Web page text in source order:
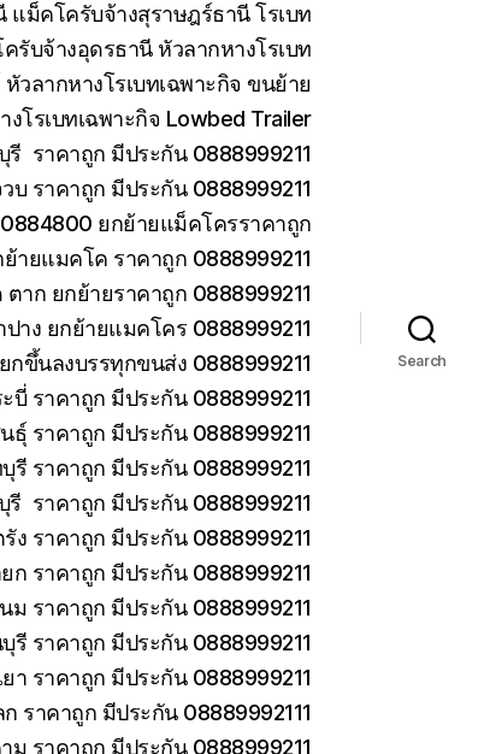
แม็คโครับจ้างสุราษฎร์ธานี โรเบท
บจ้างอุดรธานี หัวลากหางโรเบท
วลากหางโรเบทเฉพาะกิจ ขนย้าย
โรเบทเฉพาะกิจ Lowbed Trailer
รี ราคาถูก มีประกัน 0888999211
วบ ราคาถูก มีประกัน 0888999211
ยกย้ายแม็คโครราคาถูก
ยแมคโค ราคาถูก 0888999211
าก ยกย้ายราคาถูก 0888999211
าง ยกย้ายแมคโคร 0888999211
กขึ้นลงบรรทุกขนส่ง 0888999211
บี่ ราคาถูก มีประกัน 0888999211
ราคาถูก มีประกัน 0888999211
ราคาถูก มีประกัน 0888999211
ราคาถูก มีประกัน 0888999211
ง ราคาถูก มีประกัน 0888999211
ราคาถูก มีประกัน 0888999211
ราคาถูก มีประกัน 0888999211
ราคาถูก มีประกัน 0888999211
า ราคาถูก มีประกัน 0888999211
ราคาถูก มีประกัน 08889992111
ราคาถูก มีประกัน 0888999211
Search